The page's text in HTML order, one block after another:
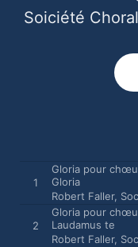
1
Gloria pour
Gloria
Robert Faller,
2
Gloria pour
Laudamus te
Robert Faller,